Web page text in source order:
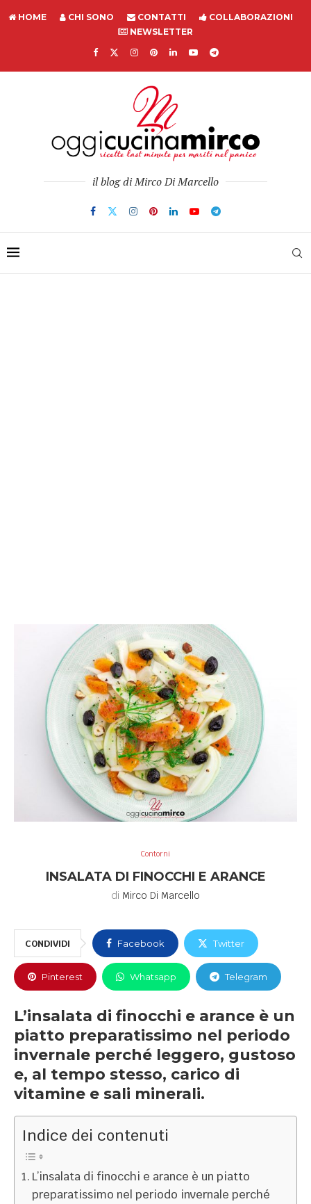
HOME CHI SONO CONTATTI
COLLABORAZIONI
NEWSLETTER
il blog di Mirco Di Marcello
Contorni
INSALATA DI FINOCCHI E ARANCE
di Mirco Di Marcello
CONDIVIDI Facebook Twitter
Pinterest Whatsapp Telegram
L’insalata di finocchi e arance è un
piatto preparatissimo nel periodo
invernale perché leggero, gustoso
e, al tempo stesso, carico di
vitamine e sali minerali.
Indice dei contenuti
L’insalata di finocchi e arance è un piatto
preparatissimo nel periodo invernale perché